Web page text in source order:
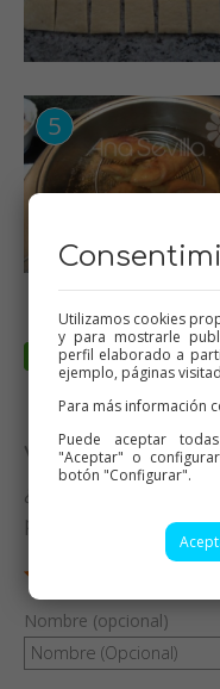
Valora esta
¿Te ha gustado esta
piensas
Nombre (opcional)
Utilizamos cookies
y para mostrarle
perfil elaborado a
ejemplo, páginas
Para más información
Puede aceptar
"Aceptar" o
botón "Configurar".